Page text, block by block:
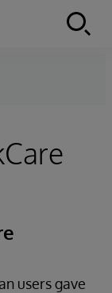
users gave